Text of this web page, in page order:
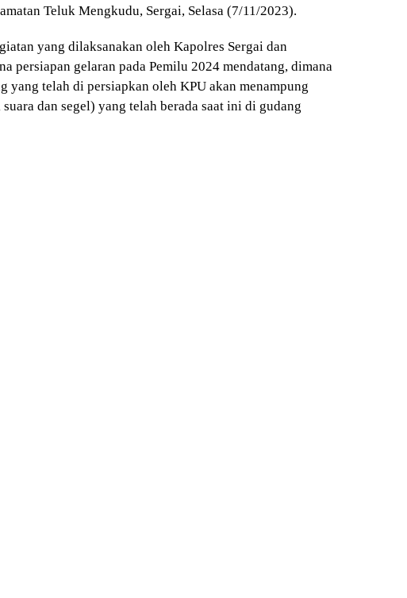
Teluk Mengkudu, Sergai, Selasa (7/11/2023).
yang dilaksanakan oleh Kapolres Sergai dan
persiapan gelaran pada Pemilu 2024 mendatang, dimana
yang telah di persiapkan oleh KPU akan menampung
dan segel) yang telah berada saat ini di gudang